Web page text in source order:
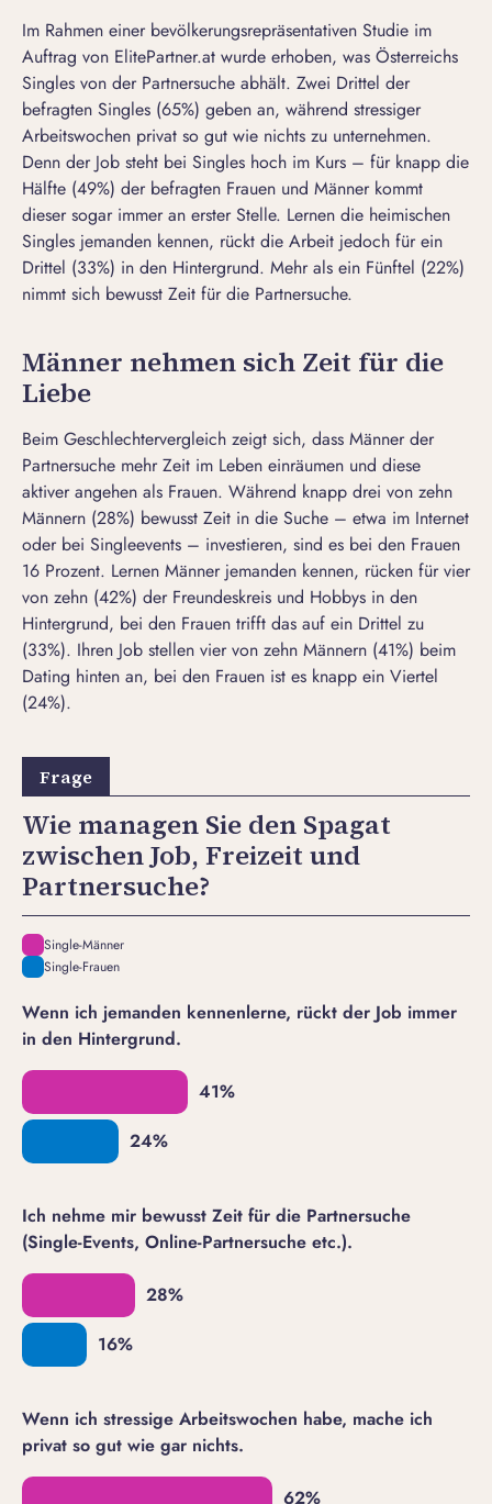
Im Rahmen einer bevölkerungsrepräsentativen Studie im
Auftrag von ElitePartner.at wurde erhoben, was Österreichs
Singles von der Partnersuche abhält. Zwei Drittel der
befragten Singles (65%) geben an, während stressiger
Arbeitswochen privat so gut wie nichts zu unternehmen.
Denn der Job steht bei Singles hoch im Kurs – für knapp die
Hälfte (49%) der befragten Frauen und Männer kommt
dieser sogar immer an erster Stelle. Lernen die heimischen
Singles jemanden kennen, rückt die Arbeit jedoch für ein
Drittel (33%) in den Hintergrund. Mehr als ein Fünftel (22%)
nimmt sich bewusst Zeit für die Partnersuche.
Männer nehmen sich Zeit für die
Liebe
Beim Geschlechtervergleich zeigt sich, dass Männer der
Partnersuche mehr Zeit im Leben einräumen und diese
aktiver angehen als Frauen. Während knapp drei von zehn
Männern (28%) bewusst Zeit in die Suche – etwa im Internet
oder bei Singleevents – investieren, sind es bei den Frauen
16 Prozent. Lernen Männer jemanden kennen, rücken für vier
von zehn (42%) der Freundeskreis und Hobbys in den
Hintergrund, bei den Frauen trifft das auf ein Drittel zu
(33%). Ihren Job stellen vier von zehn Männern (41%) beim
Dating hinten an, bei den Frauen ist es knapp ein Viertel
(24%).
Wie managen Sie den Spagat
zwischen Job, Freizeit und
Partnersuche?
Single-Männer
Single-Frauen
Wenn ich jemanden kennenlerne, rückt der Job immer
in den Hintergrund.
Ich nehme mir bewusst Zeit für die Partnersuche
(Single-Events, Online-Partnersuche etc.).
Wenn ich stressige Arbeitswochen habe, mache ich
privat so gut wie gar nichts.